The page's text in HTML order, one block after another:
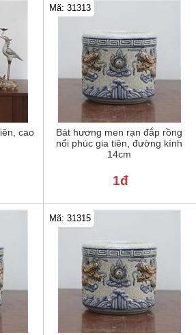
cao
Bát hương men rạn đắp rồng
nổi phúc gia tiên, đường kính
14cm
Mã: 31313
1đ
Mã: 31315